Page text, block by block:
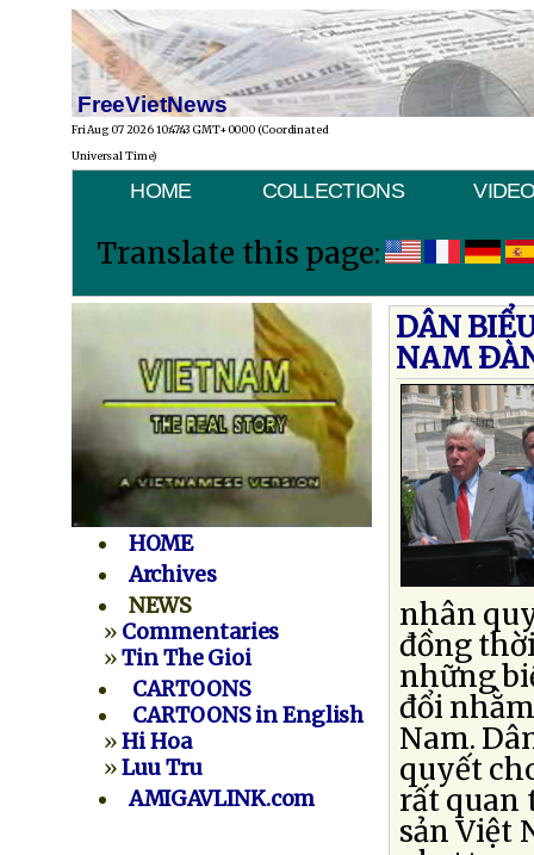
FreeVietNews
Fri Aug 07 2026 10:47:43 GMT+0000 (Coordinated
Universal Time)
HOME COLLECTIONS
Translate this page:
HOME
Archives
NEWS
» Commentaries
»Tin The Gioi
CARTOONS
CARTOONS in English
»Hi Hoa
»Luu Tru
AMIGAVLINK.com
DÂN
NAM
nhân
đồng
những
đổi
Nam.
quyết
rất quan
sản Việt